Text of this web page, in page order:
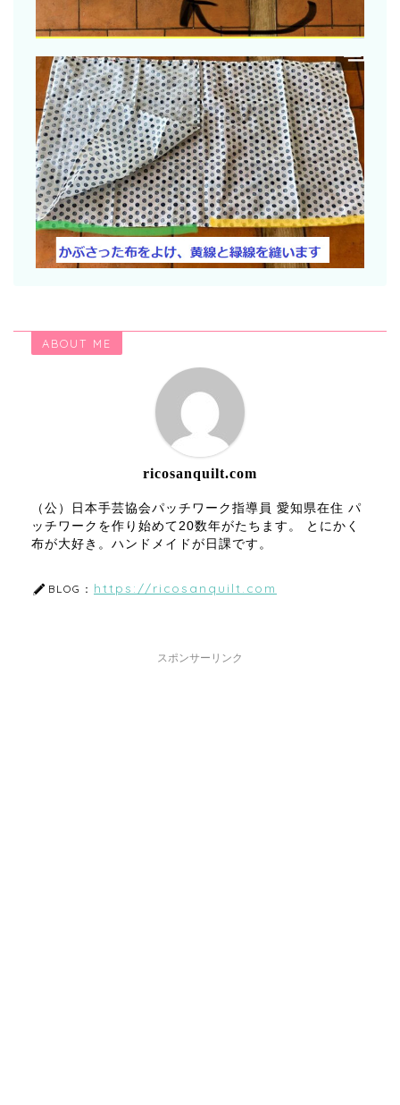
ABOUT ME
ricosanquilt.com
（公）日本手芸協会パッチワーク指導員 愛知県在住 パ
ッチワークを作り始めて20数年がたちます。 とにかく
布が大好き。ハンドメイドが日課です。
BLOG： https://ricosanquilt.com
スポンサーリンク